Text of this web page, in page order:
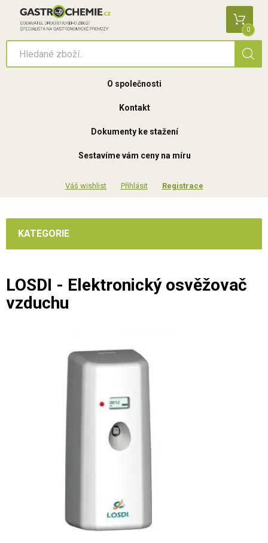
0
O společnosti
Kontakt
Dokumenty ke stažení
Sestavíme vám ceny na míru
Přihlásit Registrace
KATEGORIE
LOSDI - Elektronický osvěžovač
vzduchu